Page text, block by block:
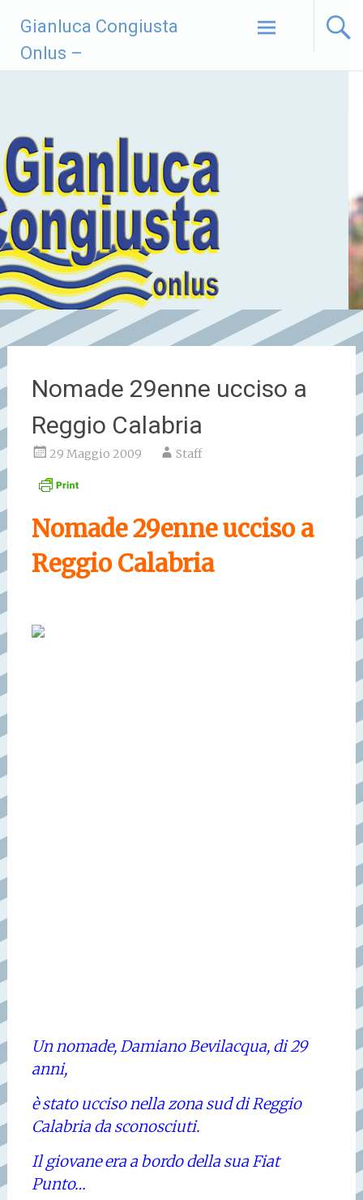
contenuto
Gianluca Congiusta
Onlus –
Nomade 29enne ucciso a
Reggio Calabria
29 Maggio 2009 Staff
Nomade 29enne ucciso a
Reggio Calabria
Un nomade, Damiano Bevilacqua, di 29
anni,
è stato ucciso nella zona sud di Reggio
Calabria da sconosciuti.
Il giovane era a bordo della sua Fiat
Punto…